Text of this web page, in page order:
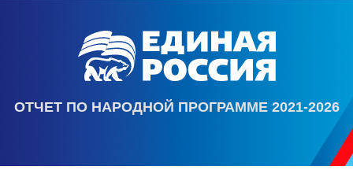
ОТЧЕТ ПО НАРОДНОЙ ПРОГРАММЕ 2021-2026